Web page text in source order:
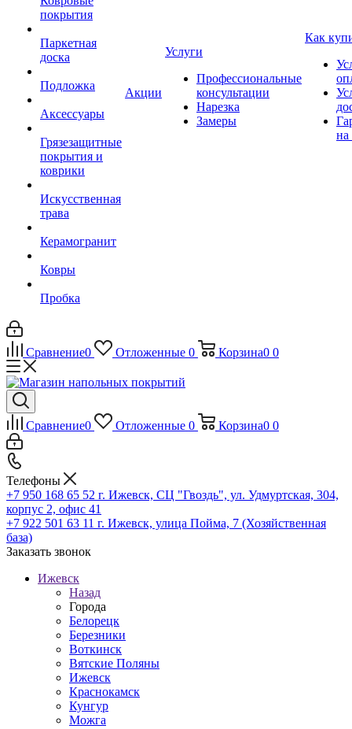
покрытия
Паркетная
доска
Подложка
Аксессуары
Грязезащитные
покрытия и
коврики
Искусственная
трава
Керамогранит
Ковры
Пробка
Акции
Услуги
Профессиональные
консультации
Нарезка
Замеры
Как
на
Сравнение0 Отложенные 0 Корзина0 0
Сравнение0 Отложенные 0 Корзина0 0
Телефоны
+7 950 168 65 52 г. Ижевск, СЦ "Гвоздь", ул. Удмуртская, 304,
корпус 2, офис 41
+7 922 501 63 11 г. Ижевск, улица Пойма, 7 (Хозяйственная
база)
Заказать звонок
Ижевск
Назад
Города
Белорецк
Березники
Воткинск
Вятские Поляны
Ижевск
Краснокамск
Кунгур
Можга